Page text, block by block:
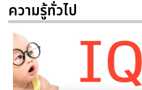
ความรู้ทั่วไป